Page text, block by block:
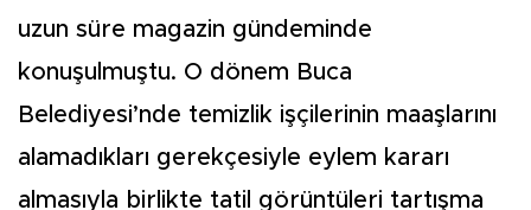
uzun süre magazin gündeminde
konuşulmuştu. O dönem Buca
Belediyesi’nde temizlik işçilerinin maaşlarını
alamadıkları gerekçesiyle eylem kararı
almasıyla birlikte tatil görüntüleri tartışma